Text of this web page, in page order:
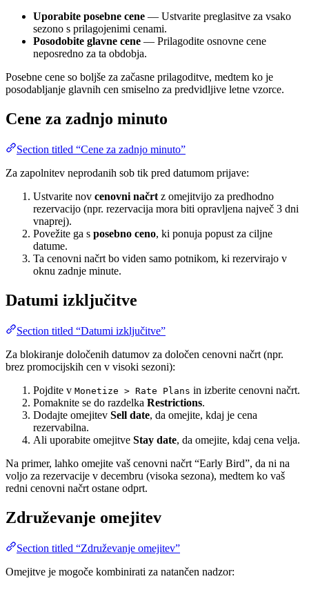
Uporabite posebne cene — Ustvarite preglasitve za vsako
sezono s prilagojenimi cenami.
Posodobite glavne cene — Prilagodite osnovne cene
neposredno za ta obdobja.
Posebne cene so boljše za začasne prilagoditve, medtem ko je
posodabljanje glavnih cen smiselno za predvidljive letne vzorce.
Cene za zadnjo minuto
Section titled “Cene za zadnjo minuto”
Za zapolnitev neprodanih sob tik pred datumom prijave:
Ustvarite nov cenovni načrt z omejitvijo za predhodno
rezervacijo (npr. rezervacija mora biti opravljena največ 3 dni
vnaprej).
Povežite ga s posebno ceno, ki ponuja popust za ciljne
datume.
Ta cenovni načrt bo viden samo potnikom, ki rezervirajo v
oknu zadnje minute.
Datumi izključitve
Section titled “Datumi izključitve”
Za blokiranje določenih datumov za določen cenovni načrt (npr.
brez promocijskih cen v visoki sezoni):
Pojdite v Monetize > Rate Plans in izberite cenovni načrt.
Pomaknite se do razdelka Restrictions.
Dodajte omejitev Sell date, da omejite, kdaj je cena
rezervabilna.
Ali uporabite omejitve Stay date, da omejite, kdaj cena velja.
Na primer, lahko omejite vaš cenovni načrt “Early Bird”, da ni na
voljo za rezervacije v decembru (visoka sezona), medtem ko vaš
redni cenovni načrt ostane odprt.
Združevanje omejitev
Section titled “Združevanje omejitev”
Omejitve je mogoče kombinirati za natančen nadzor: